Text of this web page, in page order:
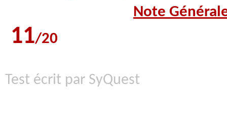
Note
11/20
Test écrit par SyQuest